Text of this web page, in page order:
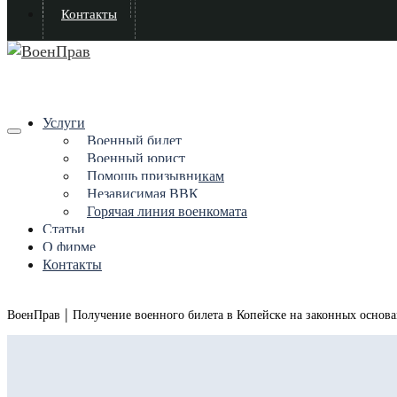
Контакты
Услуги
Военный билет
Военный юрист
Помощь призывникам
Независимая ВВК
Горячая линия военкомата
Статьи
О фирме
Контакты
ВоенПрав | Получение военного билета в Копейске на законных